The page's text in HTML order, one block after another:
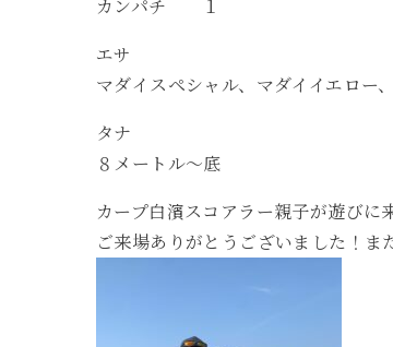
カンパチ １
エサ
マダイスペシャル、マダイイエロー
タナ
８メートル〜底
カープ白濱スコアラー親子が遊びに
ご来場ありがとうございました！ま